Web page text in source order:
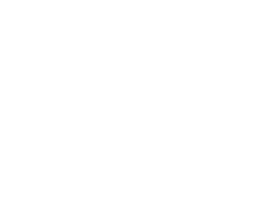
km Abteimuseum Ten Duinen –
5,7 km O.L.V. ter Duinenkerk
von: Plopsaland De Panne und
Belfried von Veurne entfernt.